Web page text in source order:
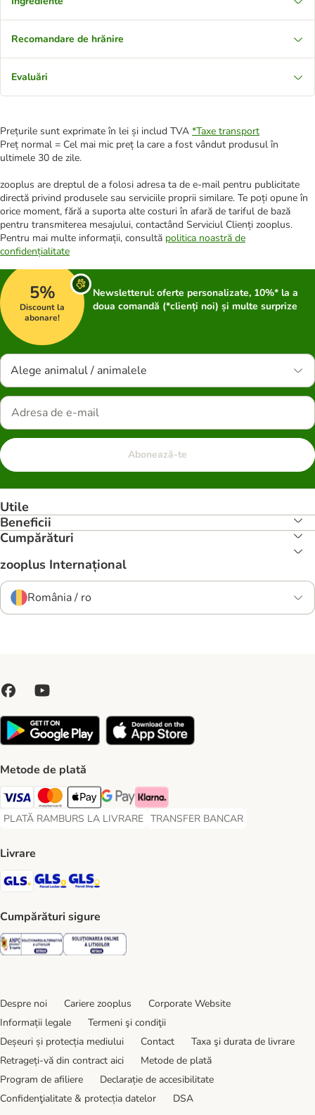
Recomandare de hrănire
Evaluări
Prețurile sunt exprimate în lei și includ TVA *Taxe transport
Preț normal = Cel mai mic preț la care a fost vândut produsul în
ultimele 30 de zile.
zooplus are dreptul de a folosi adresa ta de e-mail pentru publicitate
directă privind produsele sau serviciile proprii similare. Te poți opune în
orice moment, fără a suporta alte costuri în afară de tariful de bază
pentru transmiterea mesajului, contactând Serviciul Clienți zooplus.
Pentru mai multe informații, consultă politica noastră de
confidențialitate
5%
Discount la
abonare!
Newsletterul: oferte personalizate, 10%* la a
doua comandă (*clienți noi) și multe surprize
Alege animalul / animalele
Abonează-te
Utile
Beneficii
Cumpărături
zooplus Internațional
România / ro
Metode de plată
Visa Payment Method
Master Card Payment Method
Apple Pay Payment Method
Google Pay Payment Method
Klarna Payment Method
PLATĂ RAMBURS LA LIVRARE
PLATĂ RAMBURS LA LIVRARE Payment Method
TRANSFER BANCAR
TRANSFER BANCAR Payment
Livrare
GLS Shipping Method
GLS Locker Shipping Method
Cumpărături sigure
Security Security
Despre noi Cariere zooplus
Corporate Website
Informații legale
Termeni şi condiţii
Deșeuri și protecția mediului
Contact
Taxa şi durata de livrare
Retrageți-vă din contract aici
Metode de plată
Program de afiliere
Declarație de accesibilitate
Confidenţialitate & protecția datelor
DSA